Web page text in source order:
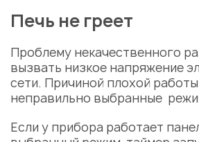
Печь не греет
Проблему некачественного
вызвать низкое напряжение
сети. Причиной плохой
неправильно выбранные
Если у прибора работает